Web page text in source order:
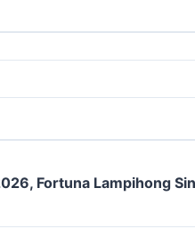
‎Fortuna Lampihong